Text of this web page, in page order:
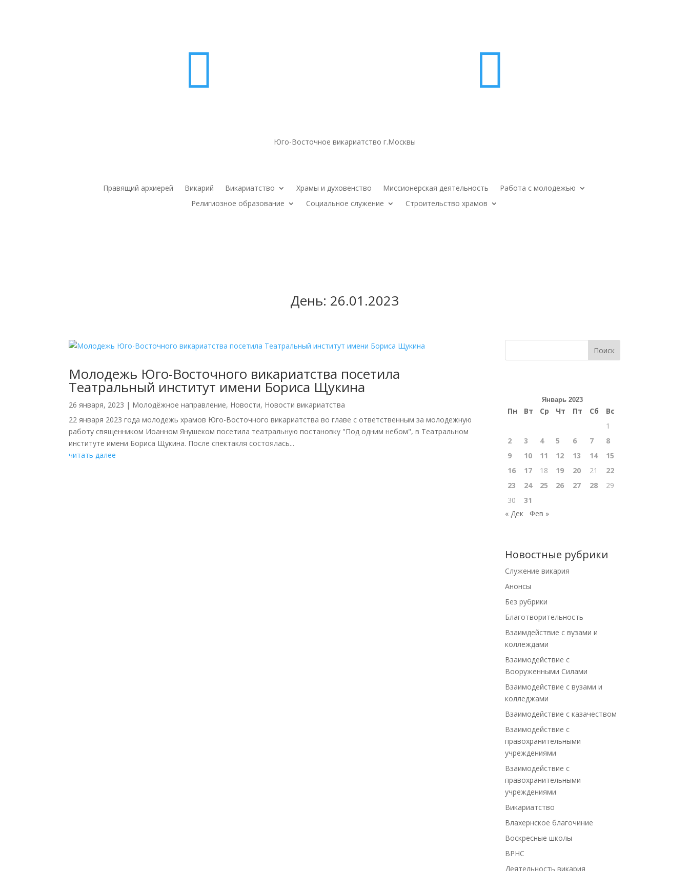
 
Юго-Восточное викариатство г.Москвы
Правящий архиерей Викарий Викариатство Храмы и духовенство Миссионерская деятельность
Работа с молодежью
Религиозное образование
Социальное служение Строительство храмов
День: 26.01.2023
Молодежь Юго-Восточного викариатства посетила
Театральный институт имени Бориса Щукина
26 января, 2023 | Молодёжное направление, Новости, Новости викариатства
22 января 2023 года молодежь храмов Юго-Восточного викариатства во главе с ответственным за молодежную
работу священником Иоанном Янушеком посетила театральную постановку "Под одним небом", в Театральном
институте имени Бориса Щукина. После спектакля состоялась...
читать далее
Поиск
Январь 2023
Пн Вт Ср Чт Пт Сб
Вс
1
2
3 4 5 6 7
8
9
10 11 12 13 14
15
16
17 18 19 20 21
22
23
24 25 26 27 28
29
30
31
« Дек
Фев »
Новостные рубрики
Cлужение викария
Анонсы
Без рубрики
Благотворительность
Взаимдействие с вузами и
коллеждами
Взаимодействие с
Вооруженными Силами
Взаимодействие с вузами и
колледжами
Взаимодействие с казачеством
Взаимодействие с
правохранительными
учреждениями
Взаимодействие с
правохранительными
учреждениями
Викариатство
Влахернское благочиние
Воскресные школы
ВРНС
Деятельность викария